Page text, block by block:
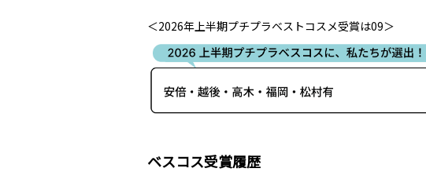
＜2026年上半期プチプラベストコスメ受賞は09＞
ベスコス受賞履歴